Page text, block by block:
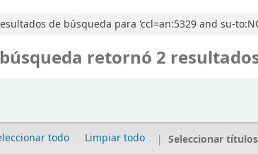
de búsqueda para 'ccl=an:5329 and su-
retornó 2
todo Limpiar todo Seleccionar